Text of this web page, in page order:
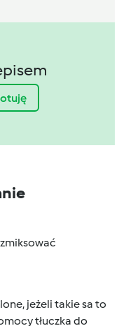
jeżeli takie sa to
tłuczka do